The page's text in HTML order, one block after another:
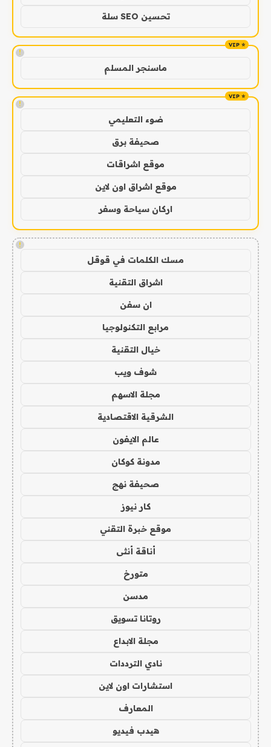
تحسين SEO سلة
!
ماسنجر المسلم
!
ضوء التعليمي
صحيفة برق
موقع اشراقات
موقع اشراق اون لاين
اركان سياحة وسفر
!
مسك الكلمات في قوقل
اشراق التقنية
ان سفن
مرابع التكنولوجيا
خيال التقنية
شوف ويب
مجلة الاسهم
الشرقية الاقتصادية
عالم الايفون
مدونة كوكان
صحيفة نهج
كار نيوز
موقع خبرة التقني
أناقة أنثى
متورخ
مدسن
روتانا تسويق
مجلة الابداع
نادي الترددات
استشارات اون لاين
المعارف
هيدب فيديو